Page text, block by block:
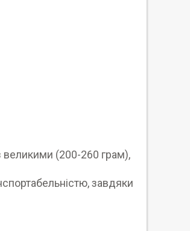
великими (200-260 грам),
завдяки